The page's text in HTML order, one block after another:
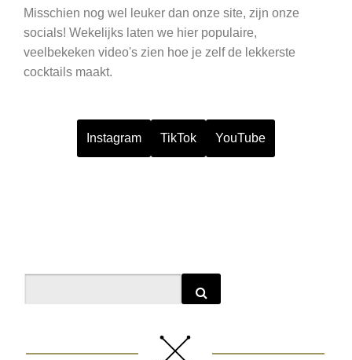
Misschien nog wel leuker dan onze site, zijn onze
socials! Wekelijks laten we hier populaire,
veelbekeken video's zien hoe je zelf de lekkerste
cocktails maakt.
Instagram TikTok YouTube